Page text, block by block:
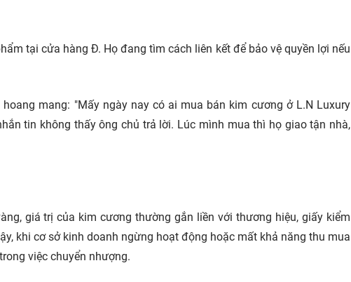
tại cửa hàng Đ. Họ đang tìm cách liên kết để bảo vệ quyền lợi nếu
mang: "Mấy ngày nay có ai mua bán kim cương ở L.N Luxury
tin không thấy ông chủ trả lời. Lúc mình mua thì họ giao tận nhà,
giá trị của kim cương thường gắn liền với thương hiệu, giấy kiểm
khi cơ sở kinh doanh ngừng hoạt động hoặc mất khả năng thu mua
việc chuyển nhượng.